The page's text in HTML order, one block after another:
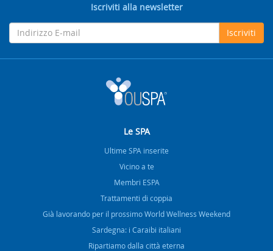
Iscriviti alla newsletter
Iscriviti
Le SPA
Ultime SPA inserite
Vicino a te
Membri ESPA
Trattamenti di coppia
Già lavorando per il prossimo World Wellness Weekend
Sardegna: i Caraibi italiani
Ripartiamo dalla città eterna